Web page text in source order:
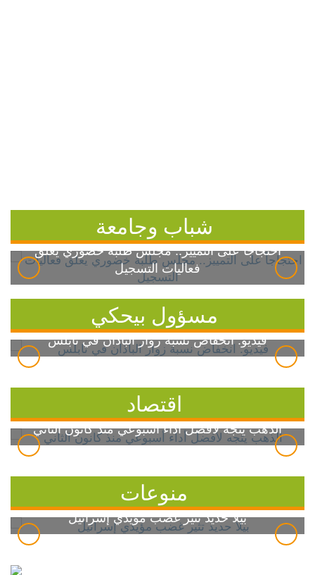
شباب وجامعة
احتجاجاً على التمييز.. مجلس طلبة خضوري يعلق
فعاليات التسجيل
مسؤول بيحكي
فيديو: انخفاض نسبة زوار الباذان في نابلس
اقتصاد
الذهب يتجه لأفضل أداء أسبوعي منذ كانون الثاني
منوعات
بيلا حديد تثير غضب مؤيدي إسرائيل